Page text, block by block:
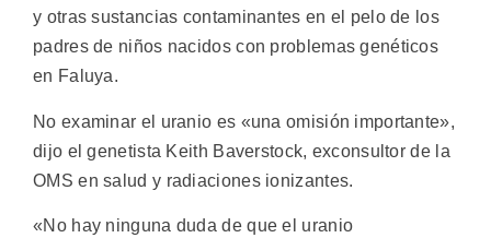
y otras sustancias contaminantes en el pelo de los
padres de niños nacidos con problemas genéticos
en Faluya.
No examinar el uranio es «una omisión importante»,
dijo el genetista Keith Baverstock, exconsultor de la
OMS en salud y radiaciones ionizantes.
«No hay ninguna duda de que el uranio